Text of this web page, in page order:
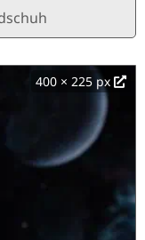
400 × 225 px